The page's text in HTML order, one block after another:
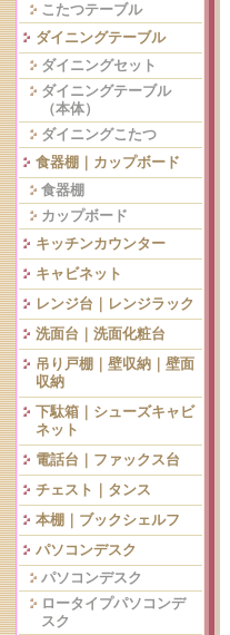
こたつテーブル
ダイニングテーブル
ダイニングセット
ダイニングテーブル
（本体）
ダイニングこたつ
食器棚｜カップボード
食器棚
カップボード
キッチンカウンター
キャビネット
レンジ台｜レンジラック
洗面台｜洗面化粧台
吊り戸棚｜壁収納｜壁面
収納
下駄箱｜シューズキャビ
ネット
電話台｜ファックス台
チェスト｜タンス
本棚｜ブックシェルフ
パソコンデスク
パソコンデスク
ロータイプパソコンデ
スク